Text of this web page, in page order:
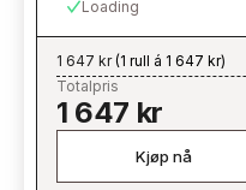
Loading
1 647 kr(1 rull á 1 647 kr)
Totalpris
1 647 kr
Kjøp nå